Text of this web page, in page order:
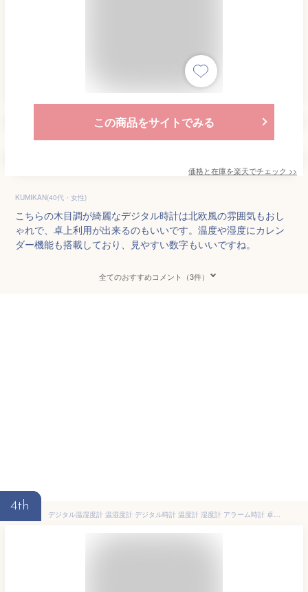
この商品をサイトでみる
価格と在庫を楽天でチェック >>
KUMIKAN(40代・女性)
こちらの木目調が綺麗なデジタル時計は北欧風の雰囲気もおし
ゃれで、卓上利用が出来るのもいいです。温度や湿度にカレン
ダー機能も搭載しており、見やすい数字もいいですね。
全てのおすすめコメント（3件）
4th
デジタル温湿度計 温湿度計 デジタル時計 温度計 湿度計 アラーム時計 卓上 壁掛け (管理S) 送料無料